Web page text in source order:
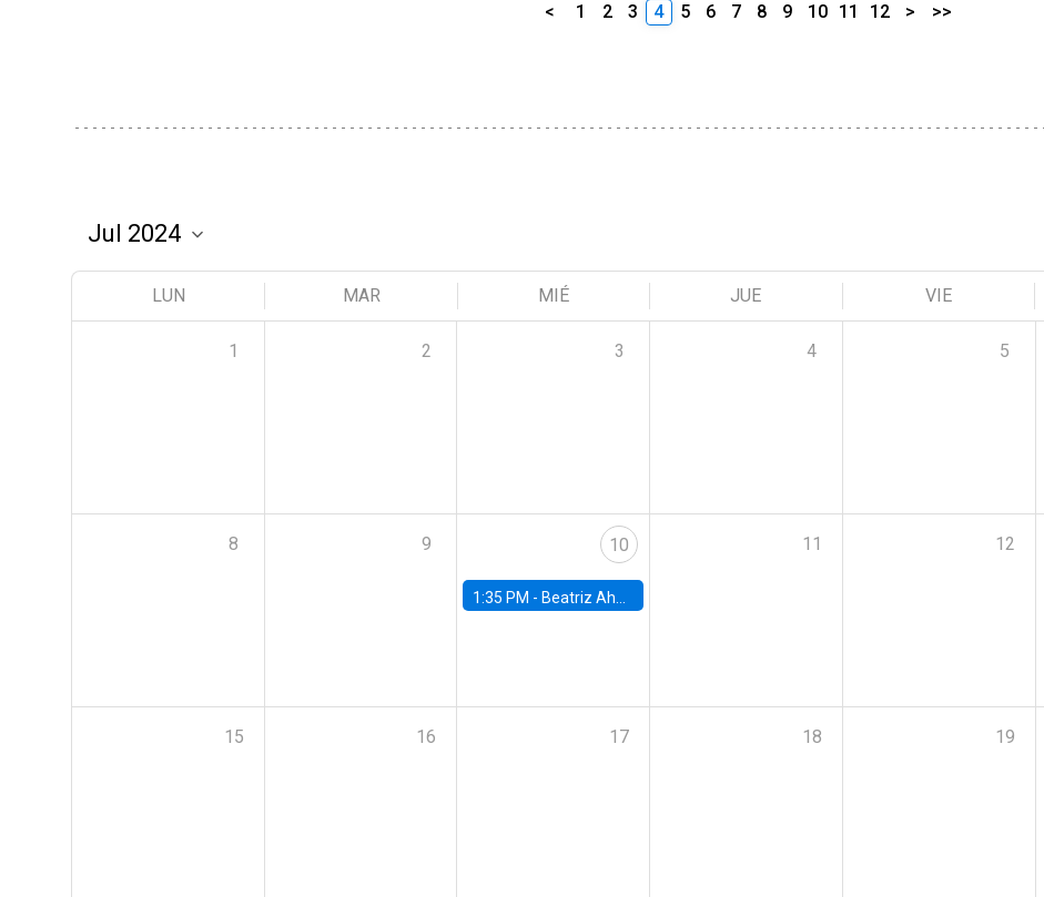
< 1 2 3 4 5 6 7 8 9 10 11 12 > >>
LUN MAR MIÉ JUE VIE
1 2 3 4 5
8 9 10
1:35 PM - Beatriz Ahumada, PhD candidate, Universidad de Pittsburgh
11 12
15 16 17 18 19